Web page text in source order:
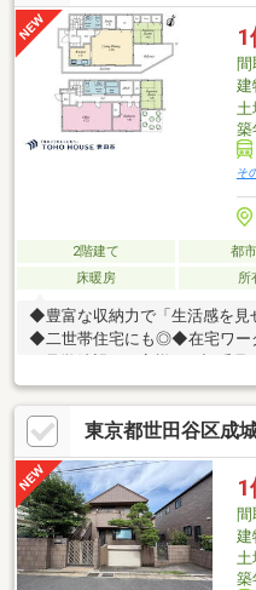
間
建
築
そ
2階建て 都
床暖房
所
◆豊富な収納力で「生活感を
◆二世帯住宅にも◎◆在宅ワー
い合わせ専用フリーダイヤル
東京都世田谷区成
間
建
土
築